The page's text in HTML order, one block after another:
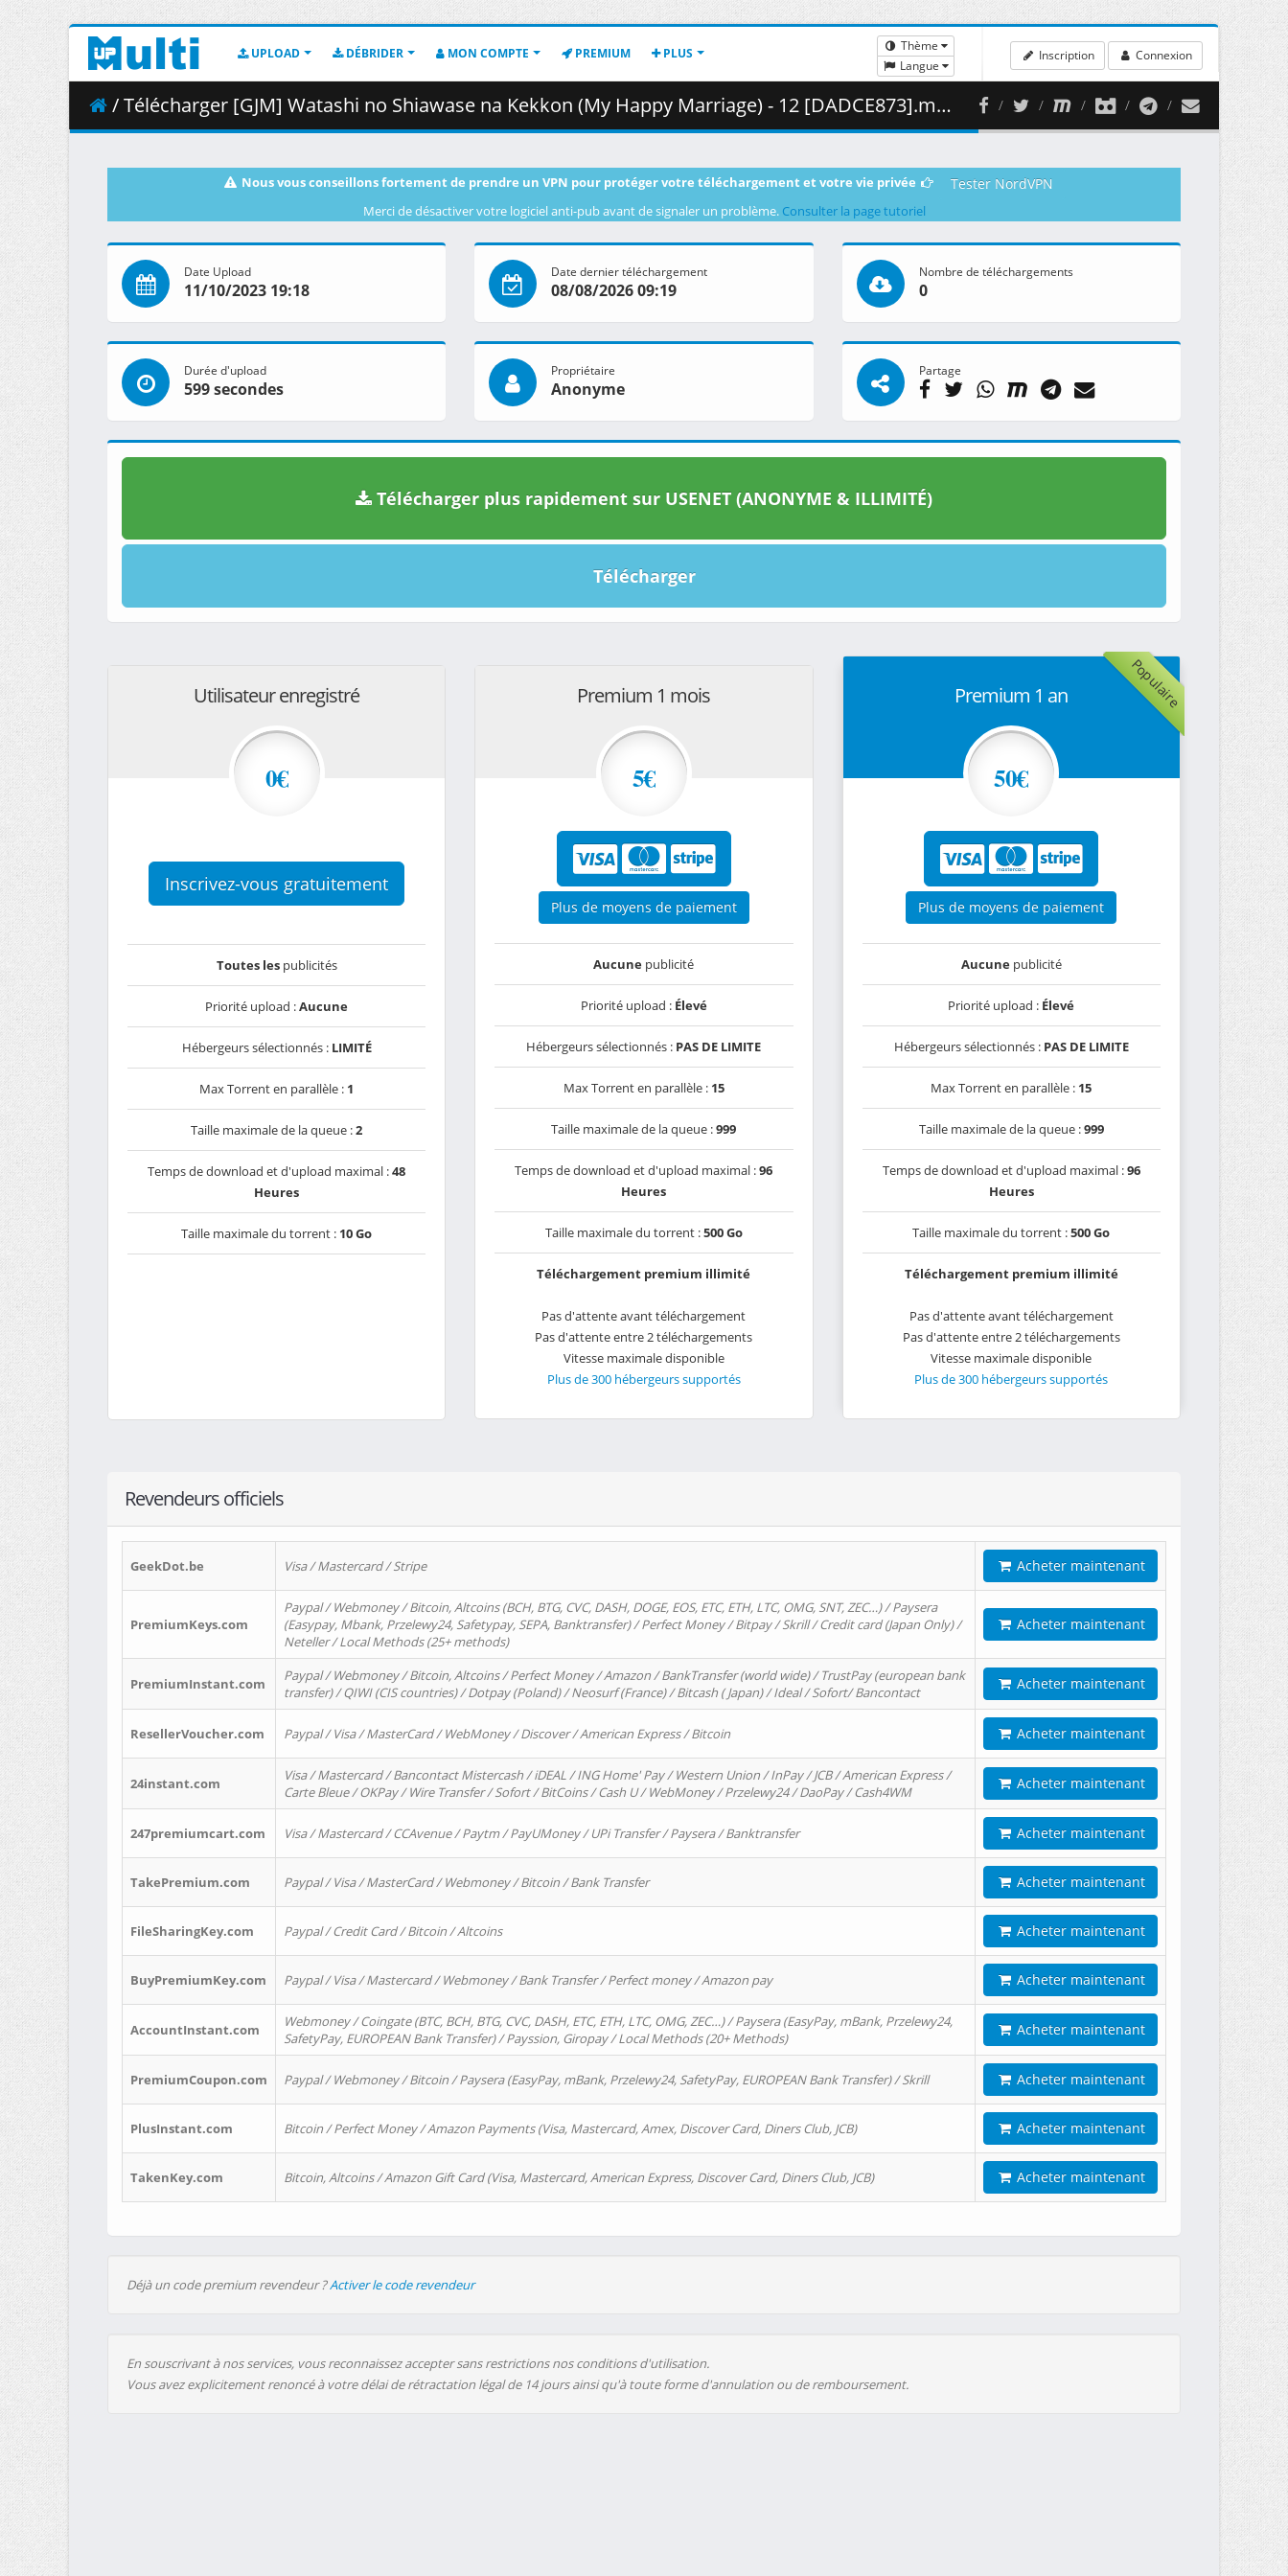
UPLOAD DÉBRIDER MON COMPTE PREMIUM PLUS
Thème
Langue
Inscription Connexion
/ Télécharger [GJM] Watashi no Shiawase na Kekkon (My Happy Marriage) - 12 [DADCE873].mkv.008 ( 489.99 MB )
Nous vous conseillons fortement de prendre un VPN pour protéger votre téléchargement et votre vie privée Tester NordVPN
Merci de désactiver votre logiciel anti-pub avant de signaler un problème. Consulter la page tutoriel
Date Upload
11/10/2023 19:18
Date dernier téléchargement
08/08/2026 09:19
Nombre de téléchargements
0
Durée d'upload
599 secondes
Propriétaire
Anonyme
Partage
Télécharger plus rapidement sur USENET (ANONYME & ILLIMITÉ)
Télécharger
Utilisateur enregistré
0€
Inscrivez-vous gratuitement
Toutes lespublicités
Priorité upload :Aucune
Hébergeurs sélectionnés : LIMITÉ
Max Torrent en parallèle : 1
Taille maximale de la queue :2
Temps de download et d'upload maximal :48
Heures
Taille maximale du torrent : 10 Go
Premium 1 mois
5€
Plus de moyens de paiement
Aucune publicité
Priorité upload : Élevé
Hébergeurs sélectionnés : PAS DE LIMITE
Max Torrent en parallèle : 15
Taille maximale de la queue :999
Temps de download et d'upload maximal :96
Heures
Taille maximale du torrent :500 Go
Téléchargement premium illimité
Pas d'attente avant téléchargement
Pas d'attente entre 2 téléchargements
Vitesse maximale disponible
Plus de 300 hébergeurs supportés
Populaire
Premium 1 an
50€
Plus de moyens de paiement
Aucunepublicité
Priorité upload : Élevé
Hébergeurs sélectionnés : PAS DE LIMITE
Max Torrent en parallèle : 15
Taille maximale de la queue :999
Temps de download et d'upload maximal :96
Heures
Taille maximale du torrent :500 Go
Téléchargement premium illimité
Pas d'attente avant téléchargement
Pas d'attente entre 2 téléchargements
Vitesse maximale disponible
Plus de 300 hébergeurs supportés
Revendeurs officiels
GeekDot.be Visa / Mastercard / Stripe Acheter maintenant
PremiumKeys.com
Paypal / Webmoney / Bitcoin, Altcoins (BCH, BTG, CVC, DASH, DOGE, EOS, ETC, ETH, LTC, OMG, SNT, ZEC…) / Paysera
(Easypay, Mbank, Przelewy24, Safetypay, SEPA, Banktransfer) / Perfect Money / Bitpay / Skrill / Credit card (Japan Only) /
Neteller / Local Methods (25+ methods)
Acheter maintenant
PremiumInstant.com
Paypal / Webmoney / Bitcoin, Altcoins / Perfect Money / Amazon / BankTransfer (world wide) / TrustPay (european bank
transfer) / QIWI (CIS countries) / Dotpay (Poland) / Neosurf (France) / Bitcash ( Japan) / Ideal / Sofort/ Bancontact
Acheter maintenant
ResellerVoucher.com Paypal / Visa / MasterCard / WebMoney / Discover / American Express / Bitcoin Acheter maintenant
24instant.com
Visa / Mastercard / Bancontact Mistercash / iDEAL / ING Home' Pay / Western Union / InPay / JCB / American Express /
Carte Bleue / OKPay / Wire Transfer / Sofort / BitCoins / Cash U / WebMoney / Przelewy24 / DaoPay / Cash4WM
Acheter maintenant
247premiumcart.com Visa / Mastercard / CCAvenue / Paytm / PayUMoney / UPi Transfer / Paysera / Banktransfer Acheter maintenant
TakePremium.com Paypal / Visa / MasterCard / Webmoney / Bitcoin / Bank Transfer Acheter maintenant
FileSharingKey.com Paypal / Credit Card / Bitcoin / Altcoins Acheter maintenant
BuyPremiumKey.com Paypal / Visa / Mastercard / Webmoney / Bank Transfer / Perfect money / Amazon pay Acheter maintenant
AccountInstant.com
Webmoney / Coingate (BTC, BCH, BTG, CVC, DASH, ETC, ETH, LTC, OMG, ZEC…) / Paysera (EasyPay, mBank, Przelewy24,
SafetyPay, EUROPEAN Bank Transfer) / Payssion, Giropay / Local Methods (20+ Methods)
Acheter maintenant
PremiumCoupon.com Paypal / Webmoney / Bitcoin / Paysera (EasyPay, mBank, Przelewy24, SafetyPay, EUROPEAN Bank Transfer) / Skrill Acheter maintenant
PlusInstant.com Bitcoin / Perfect Money / Amazon Payments (Visa, Mastercard, Amex, Discover Card, Diners Club, JCB) Acheter maintenant
TakenKey.com Bitcoin, Altcoins / Amazon Gift Card (Visa, Mastercard, American Express, Discover Card, Diners Club, JCB) Acheter maintenant
Déjà un code premium revendeur ?Activer le code revendeur
En souscrivant à nos services, vous reconnaissez accepter sans restrictions nos conditions d'utilisation.
Vous avez explicitement renoncé à votre délai de rétractation légal de 14 jours ainsi qu'à toute forme d'annulation ou de remboursement.